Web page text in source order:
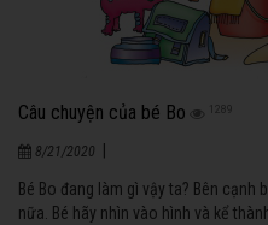
Câu chuyện của bé Bo 1289
8/21/2020
Bé Bo đang làm gì vậy ta? Bên
nữa. Bé hãy nhìn vào hình và kể